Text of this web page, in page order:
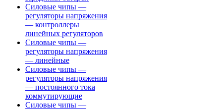
Силовые чипы —
регуляторы напряжения
— контроллеры
линейных регуляторов
Силовые чипы —
регуляторы напряжения
— линейные
Силовые чипы —
регуляторы напряжения
— постоянного тока
коммутирующие
Силовые чипы —